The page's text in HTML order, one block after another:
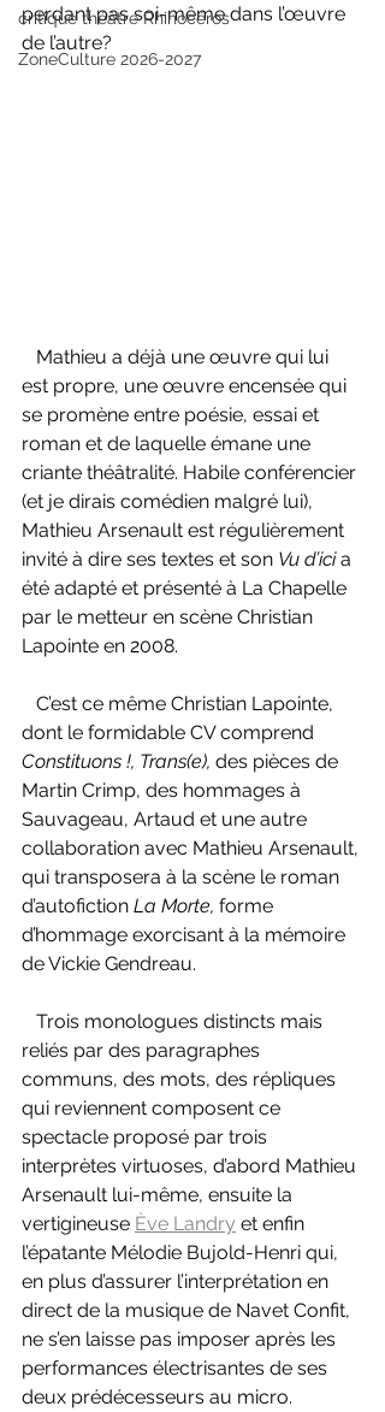
critique théâtre Rhinocéros
ZoneCulture 2026-2027
perdant pas soi-même dans l’œuvre
de l’autre?
est propre, une œuvre encensée qui
se promène entre poésie, essai et
roman et de laquelle émane une
criante théâtralité. Habile conférencier
(et je dirais comédien malgré lui),
Mathieu Arsenault est régulièrement
invité à dire ses textes et son Vu d’ici a
été adapté et présenté à La Chapelle
par le metteur en scène Christian
Lapointe en 2008.
dont le formidable CV comprend
Constituons !, Trans(e), des pièces de
Martin Crimp, des hommages à
Sauvageau, Artaud et une autre
collaboration avec Mathieu Arsenault,
qui transposera à la scène le roman
d’autofiction La Morte, forme
d’hommage exorcisant à la mémoire
de Vickie Gendreau.
reliés par des paragraphes
communs, des mots, des répliques
qui reviennent composent ce
spectacle proposé par trois
interprètes virtuoses, d’abord Mathieu
Arsenault lui-même, ensuite la
vertigineuse Ève Landry et enfin
l’épatante Mélodie Bujold-Henri qui,
en plus d’assurer l’interprétation en
direct de la musique de Navet Confit,
ne s’en laisse pas imposer après les
performances électrisantes de ses
deux prédécesseurs au micro.